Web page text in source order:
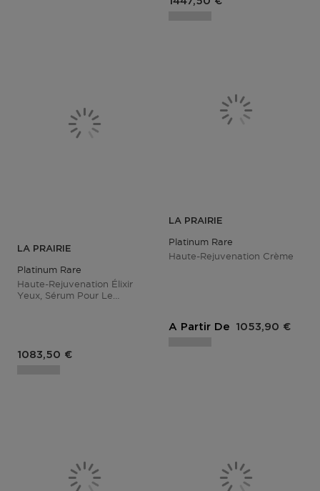
LA PRAIRIE
Platinum Rare
Haute-Rejuvenation Élixir
Yeux, Sérum Pour Le
Prix du produit
1083,50 €
LA PRAIRIE
Platinum Rare
Haute-Rejuvenation Crème
A Partir De Prix du produit
1053,90 €